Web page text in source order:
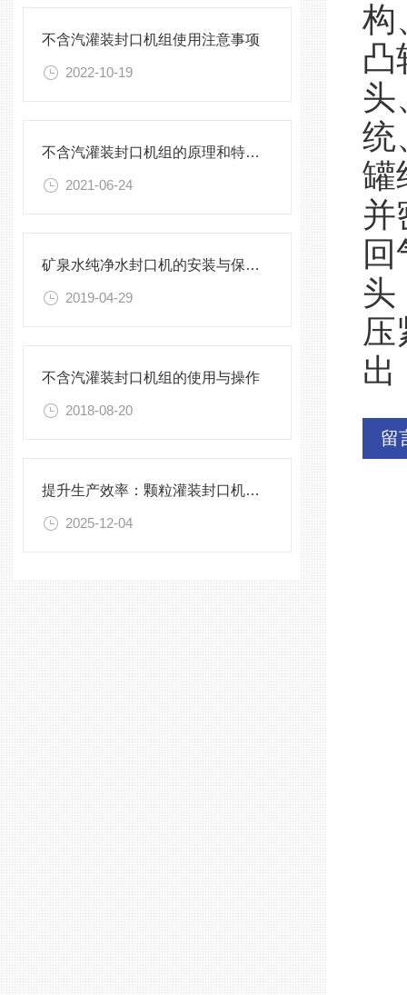
不含汽灌装封口机组使用注意事项
2022-10-19
不含汽灌装封口机组的原理和特点介绍
2021-06-24
矿泉水纯净水封口机的安装与保养，不能有一丝的马虎
2019-04-29
不含汽灌装封口机组的使用与操作
2018-08-20
提升生产效率：颗粒灌装封口机的优化与维护
2025-12-04
构
凸
头
统
罐
并
头
压
出
留